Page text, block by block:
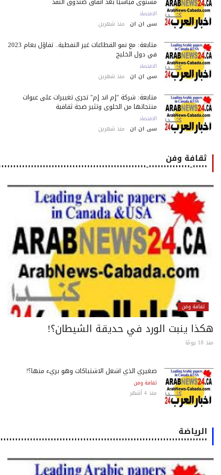
الاقتصاد
سى ان ان منذ شهرين
متابعة: مع نمو القطاعات غير النفطية.. تفاؤل بعام 2023
في دول الخليج
الاقتصاد
سى ان ان منذ شهرين
متابعة: شركة "إم أند إم" تجري تغييرات على عبوات
منتجاتها من الحلوى وتثير ضجة ثقافية
الاقتصاد
سى ان ان منذ شهرين
ثقافة وفن
٠٠٠٠٠-٠٠٠٠٠٠٠٠٠٠٠٠٠٠-٠٠٠٠٠٠٠٠٠٠٠٠٠٠٠٠٠٠٠٠٠٠٠٠٠٠٠٠٠٠٠٠٠٠٠٠٠٠٠٠٠٠٠٠٠٠٠٠٠٠٠٠٠
ثقافة وفن
ينبت الورد في حديقة الشيطان؟!
صغيري الذي أشعل الاشتباكات وهو بريء منها؟!
ثقافة وفن
منذ 4 أشهر
الرياضة
٠٠٠٠٠٠٠٠٠٠٠٠٠٠٠٠٠٠٠٠٠٠٠٠٠٠٠٠٠٠٠٠٠٠٠٠٠٠٠٠٠٠٠٠٠٠٠٠٠٠٠٠٠٠٠٠٠٠٠٠٠٠٠٠٠٠٠٠٠٠٠٠٠٠